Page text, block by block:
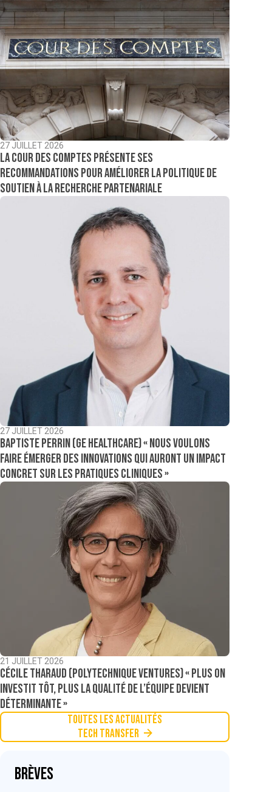
27 JUILLET 2026
La Cour des comptes présente ses
recommandations pour améliorer la politique de
soutien à la recherche partenariale
27 JUILLET 2026
Baptiste Perrin (GE Healthcare) « Nous voulons
faire émerger des innovations qui auront un impact
concret sur les pratiques cliniques »
21 JUILLET 2026
Cécile Tharaud (Polytechnique Ventures) « Plus on
investit tôt, plus la qualité de l’équipe devient
déterminante »
Toutes les actualités
Tech Transfer
Brèves